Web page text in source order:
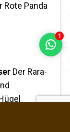
Rote Panda
Der Rara-
eine
1